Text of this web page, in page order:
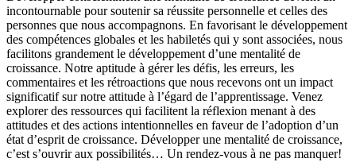
incontournable pour soutenir sa réussite personnelle et celles des
personnes que nous accompagnons. En favorisant le développement
des compétences globales et les habiletés qui y sont associées, nous
facilitons grandement le développement d’une mentalité de
croissance. Notre aptitude à gérer les défis, les erreurs, les
commentaires et les rétroactions que nous recevons ont un impact
significatif sur notre attitude à l’égard de l’apprentissage. Venez
explorer des ressources qui facilitent la réflexion menant à des
attitudes et des actions intentionnelles en faveur de l’adoption d’un
état d’esprit de croissance. Développer une mentalité de croissance,
c’est s’ouvrir aux possibilités… Un rendez-vous à ne pas manquer!